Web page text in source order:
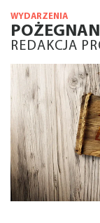
WYDARZENIA
REDAKCJA